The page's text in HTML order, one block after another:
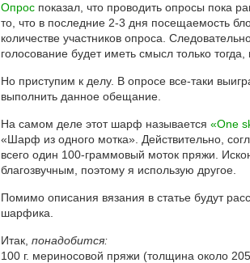
Опрос показал, что проводить опросы пока
то, что в последние 2-3 дня посещаемость
количестве участников опроса.
голосование будет иметь смысл только
Но приступим к делу. В опросе все-таки
выполнить данное обещание.
На самом деле этот шарф называется «One
«Шарф из одного мотка». Действительно,
всего один 100-граммовый моток пряжи.
благозвучным, поэтому я использую другое.
Помимо описания вязания в статье будут
шарфика.
Итак, понадобится:
100 г. мериносовой пряжи (толщина около